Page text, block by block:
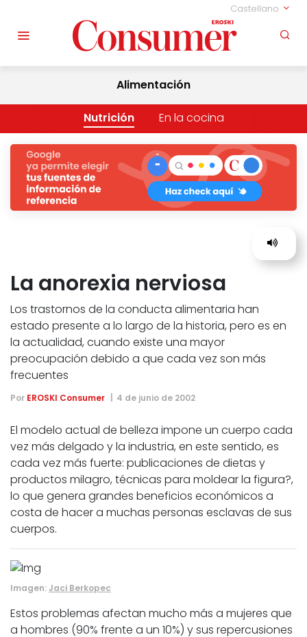
Castellano
Alimentación
Nutrición En la cocina
La anorexia nerviosa
Los trastornos de la conducta alimentaria han
estado presente a lo largo de la historia, pero es en
la actualidad, cuando existe una mayor
preocupación debido a que cada vez son más
frecuentes
Por EROSKI Consumer 4 de junio de 2002
El modelo actual de belleza impone un cuerpo cada
vez más delgado y la industria, en este sentido, es
cada vez más fuerte: publicaciones de dietas y
productos milagro, técnicas para moldear la figura?,
lo que genera grandes beneficios económicos a
costa de hacer a muchas personas esclavas de sus
cuerpos.
Imagen:Jaci Berkopec
Estos problemas afectan mucho más a mujeres que
a hombres (90% frente a un 10%) y sus repercusiones